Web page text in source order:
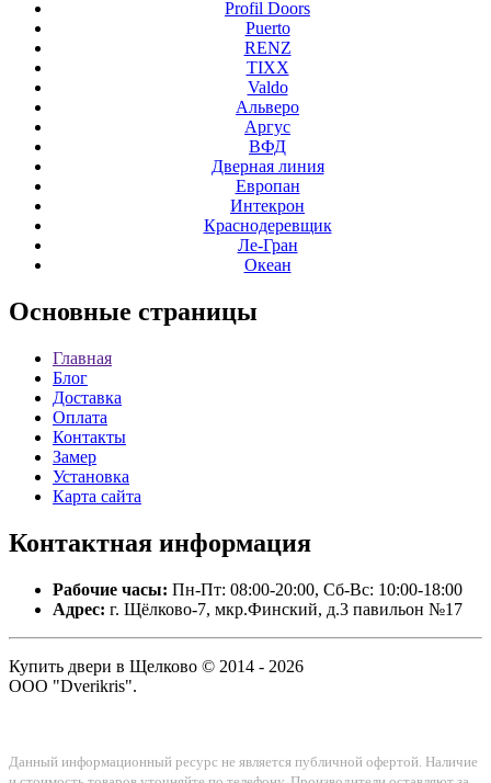
Profil Doors
Puerto
RENZ
TIXX
Valdo
Альверо
Аргус
ВФД
Дверная линия
Европан
Интекрон
Краснодеревщик
Ле-Гран
Океан
Основные страницы
Главная
Блог
Доставка
Оплата
Контакты
Замер
Установка
Карта сайта
Контактная информация
Рабочие часы: Пн-Пт: 08:00-20:00, Сб-Вс: 10:00-18:00
Адрес: г. Щёлково-7, мкр.Финский, д.3 павильон №17
Купить двери в Щелково © 2014 - 2026
ООО "Dverikris".
Данный информационный ресурс не является публичной офертой. Наличие